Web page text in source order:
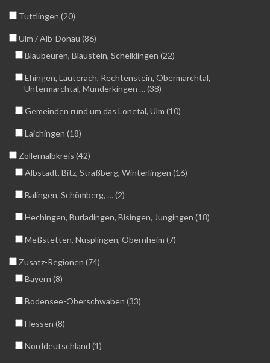
Tuttlingen (20)
Ulm / Alb-Donau (86)
Blaubeuren, Blaustein, Schelklingen (22)
Ehingen, Lauterach, Rechtenstein, Obermarchtal,
Untermarchtal, Munderkingen … (38)
Gemeinden rund um das Lonetal, Ulm (10)
Laichingen (18)
Zollernalbkreis (42)
Albstadt, Bitz, Straßberg, Winterlingen (16)
Balingen, Schömberg, … (2)
Hechingen, Burladingen, Bisingen, Jungingen (18)
Meßstetten, Nusplingen, Obernheim (7)
Zusatz-Regionen (74)
Bayern (8)
Bodensee-Oberschwaben (33)
Hessen (8)
Norddeutschland (1)